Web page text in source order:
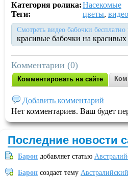
Категория ролика:Насекомые
Теги:
цветы, видео
Смотреть видео бабочки бесплатно
красивые бабочки на красивых
Комментарии (0)
Комментировать на сайте
Добавить комментарий
Нет комментариев. Ваш будет
Последние новости
Барон добавляет статью
Барон создает тему